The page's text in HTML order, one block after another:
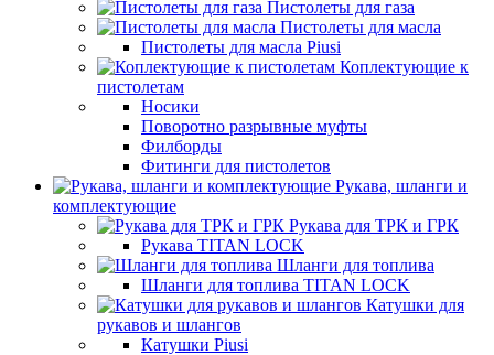
Пистолеты для газа
Пистолеты для масла
Пистолеты для масла Piusi
Коплектующие к
пистолетам
Носики
Поворотно разрывные муфты
Филборды
Фитинги для пистолетов
Рукава, шланги и
комплектующие
Рукава для ТРК и ГРК
Рукава TITAN LOCK
Шланги для топлива
Шланги для топлива TITAN LOCK
Катушки для
рукавов и шлангов
Катушки Piusi